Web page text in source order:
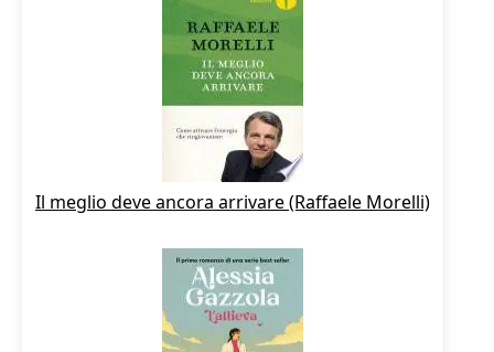
Il meglio deve ancora arrivare (Raffaele Morelli)